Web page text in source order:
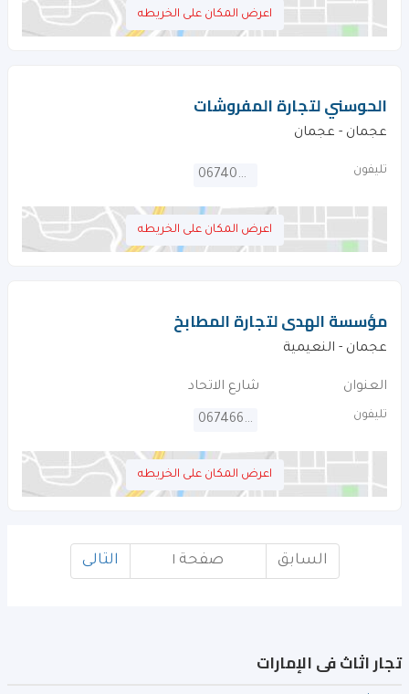
اعرض المكان على الخريطه
الحوسني لتجارة المفروشات
عجمان - عجمان
تليفون 067404426
اعرض المكان على الخريطه
مؤسسة الهدى لتجارة المطابخ
عجمان - النعيمية
العنوان شارع الاتحاد
تليفون 067466420
اعرض المكان على الخريطه
السابق صفحة ١ التالى
تجار اثاث فى الإمارات